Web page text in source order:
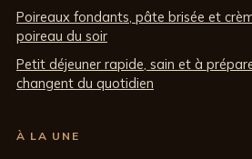
Poireaux fondants, pâte brisée et
poireau du soir
Petit déjeuner rapide, sain et à
changent du quotidien
À LA UNE